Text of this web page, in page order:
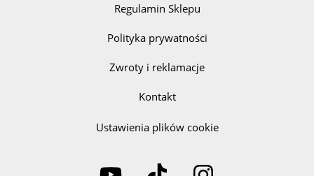
Regulamin Sklepu
Polityka prywatności
Zwroty i reklamacje
Kontakt
Ustawienia plików cookie